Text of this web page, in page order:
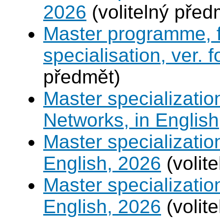
2026 (volitelný
Master
specialisation, ver.
předmět)
Master
Networks, in
Master
English, 2026
Master
English, 2026